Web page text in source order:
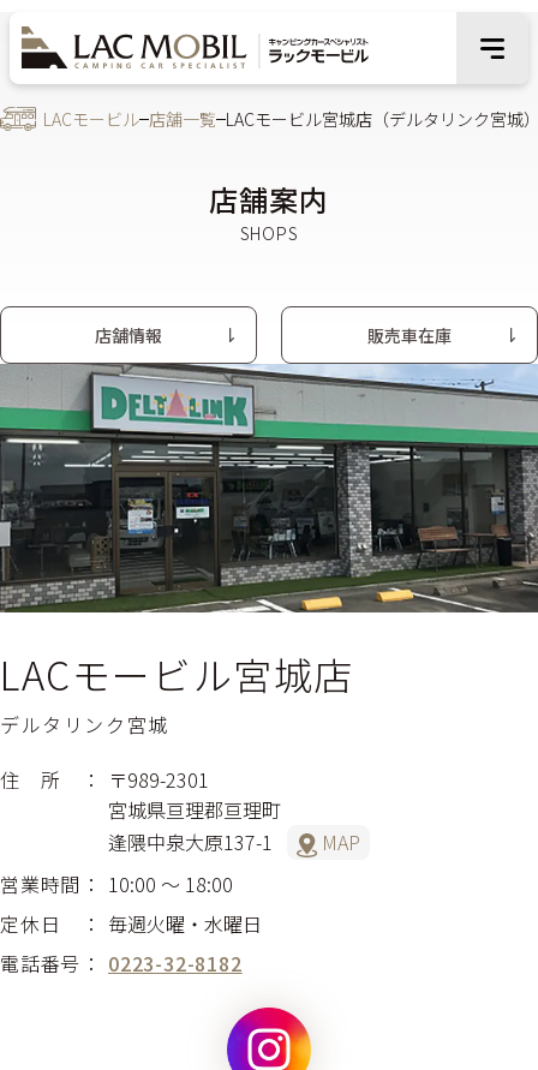
LACモービル 店舗一覧 LACモービル宮城店（デルタリンク宮城
店舗案内
店舗情報 販売車在庫
LACモービル宮城店
デルタリンク宮城
住 所
〒989-2301
宮城県亘理郡亘理町
逢隈中泉大原137-1
MAP
営業時間
10:00 〜 18:00
定休日
毎週火曜・水曜日
電話番号
0223-32-8182